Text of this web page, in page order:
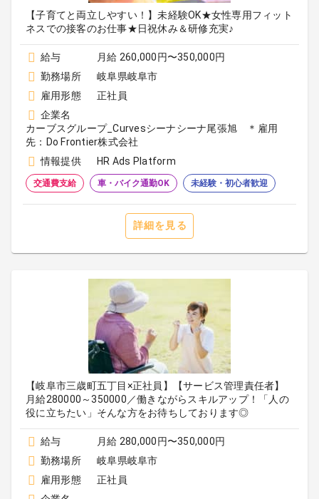
【子育てと両立しやすい！】未経験OK★女性専用フィット
ネスでの接客のお仕事★日祝休み＆研修充実♪
給与
月給 260,000円〜350,000円
勤務場所
岐阜県岐阜市
雇用形態
正社員
企業名
カーブスグループ_Curvesシーナシーナ尾張旭 ＊雇用
先：Do Frontier株式会社
情報提供
HR Ads Platform
交通費支給 車・バイク通勤OK 未経験・初心者歓迎
詳細を見る
【岐阜市三歳町五丁目×正社員】【サービス管理責任者】
月給280000～350000／働きながらスキルアップ！「人の
役に立ちたい」そんな方をお待ちしております◎
給与
月給 280,000円〜350,000円
勤務場所
岐阜県岐阜市
雇用形態
正社員